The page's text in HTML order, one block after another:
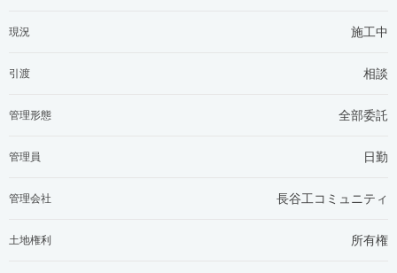
現況 施工中
引渡 相談
管理形態 全部委託
管理員 日勤
管理会社 長谷工コミュニティ
土地権利 所有権